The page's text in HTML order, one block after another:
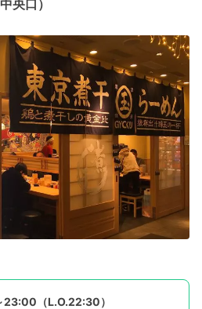
央口）
23:00（L.O.22:30）